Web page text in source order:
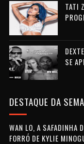
TATI
SE
DESTAQUE DA
WAN LO, A SAFADINHA
FORRÓ DE KYLIE